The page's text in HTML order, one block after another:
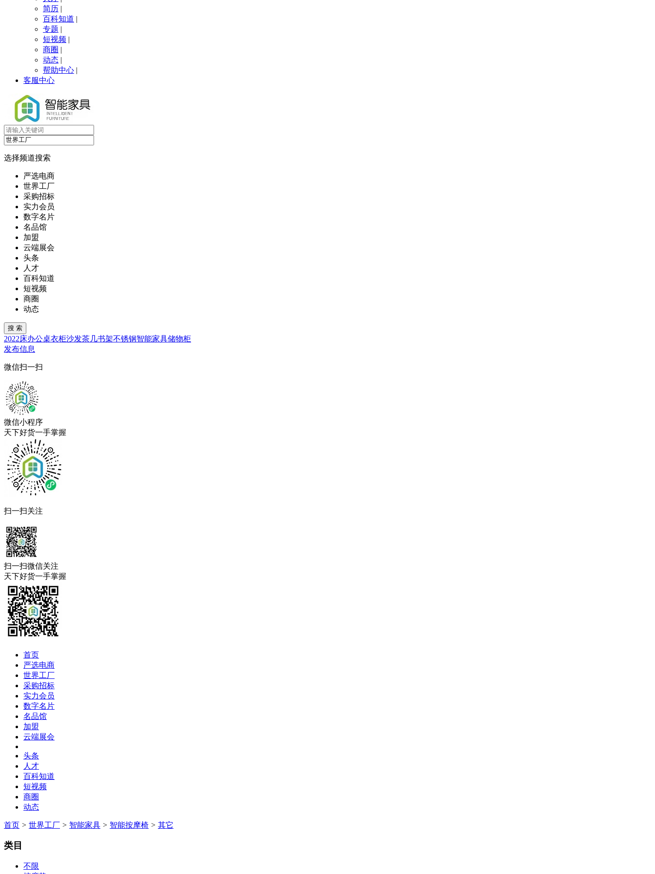
简历 |
百科知道 |
专题 |
短视频 |
商圈 |
动态 |
帮助中心 |
客服中心
选择频道搜索
严选电商
世界工厂
采购招标
实力会员
数字名片
名品馆
加盟
云端展会
头条
人才
百科知道
短视频
商圈
动态
2022床办公桌衣柜沙发茶几书架不锈钢智能家具储物柜
发布信息
微信扫一扫
微信小程序
天下好货一手掌握
扫一扫关注
扫一扫微信关注
天下好货一手掌握
首页
严选电商
世界工厂
采购招标
实力会员
数字名片
名品馆
加盟
云端展会
头条
人才
百科知道
短视频
商圈
动态
首页 > 世界工厂 > 智能家具 > 智能按摩椅 > 其它
类目
不限